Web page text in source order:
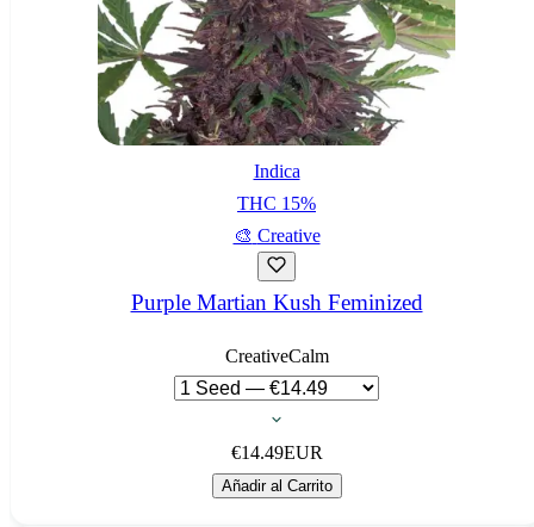
Indica
THC 15%
🎨 Creative
Purple Martian Kush Feminized
CreativeCalm
€14.49EUR
Añadir al Carrito